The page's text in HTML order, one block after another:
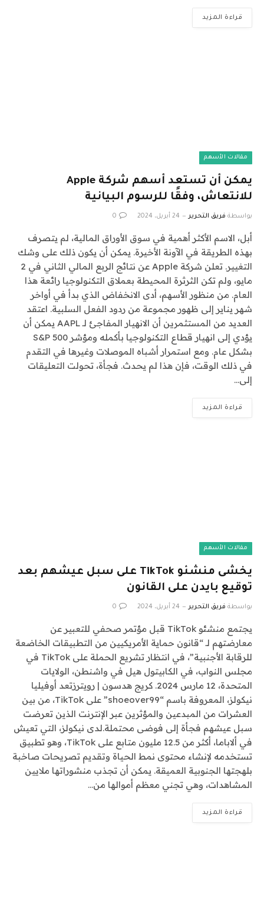
قراءة المزيد
مقالات الأسهم
يمكن أن تستعد أسهم شركة Apple
للانتعاش، وفقًا للرسوم البيانية
بواسطة فريق التحرير 24 أبريل، 2024 0
أبل، الاسم الأكثر أهمية في سوق الأوراق المالية، لم يتصرف
بهذه الطريقة في الآونة الأخيرة. يمكن أن يكون ذلك على وشك
التغيير. تعلن شركة Apple عن نتائج الربع المالي الثاني في 2
مايو، ولم تكن الثرثرة المحيطة بعملاق التكنولوجيا رائعة هذا
العام. من منظور الأسهم، أدى الانخفاض الذي بدأ في أواخر
شهر يناير إلى ظهور مجموعة من ردود الفعل السلبية. اعتقد
العديد من المستثمرين أن الانهيار المفاجئ لـ AAPL يمكن أن
يؤدي إلى انهيار قطاع التكنولوجيا بأكمله ومؤشر S&P 500
بشكل عام. ومع استمرار أشباه الموصلات وغيرها في التقدم
في ذلك الوقت، فإن هذا لم يحدث. فجأة، تحولت التعليقات
إلى…
قراءة المزيد
مقالات الأسهم
يخشى منشئو TikTok على سبل عيشهم بعد
توقيع بايدن على القانون
بواسطة فريق التحرير 24 أبريل، 2024 0
يجتمع منشئو TikTok قبل مؤتمر صحفي للتعبير عن
معارضتهم لـ “قانون حماية الأمريكيين من التطبيقات الخاضعة
للرقابة الأجنبية”، في انتظار تشريع الحملة على TikTok في
مجلس النواب، في الكابيتول هيل في واشنطن، الولايات
المتحدة، 12 مارس 2024. كريج هدسون | رويترزتعد أوفيليا
نيكولز، المعروفة باسم “shoeover99” على TikTok، من بين
العشرات من المبدعين والمؤثرين عبر الإنترنت الذين تعرضت
سبل عيشهم فجأة إلى فوضى محتملة.لدى نيكولز، التي تعيش
في ألاباما، أكثر من 12.5 مليون متابع على TikTok، وهو تطبيق
تستخدمه لإنشاء محتوى نمط الحياة وتقديم تصريحات صاخبة
بلهجتها الجنوبية العميقة. يمكن أن تجذب منشوراتها ملايين
المشاهدات، وهي تجني معظم أموالها من…
قراءة المزيد